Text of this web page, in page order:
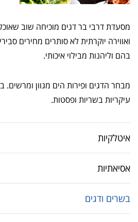
מסעדת דרבי בר דגים מוכיחה שוב
ואווירה יוקרתית לא סותרים מחירים
בהם וליהנות מבילוי איכותי.
מבחר הדגים ופירות הים מגוון ומרשים.
עיקריות בשריות ופסטות.
איטלקיות
אסיאתיות
בשרים ודגים